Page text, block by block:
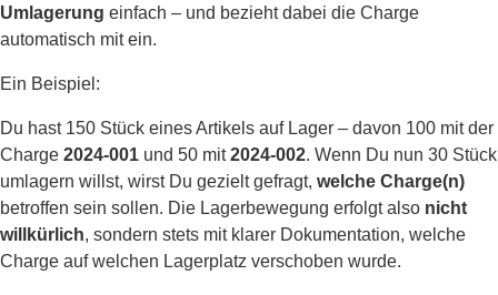
Umlagerung einfach – und bezieht dabei die Charge
automatisch mit ein.
Ein Beispiel:
Du hast 150 Stück eines Artikels auf Lager – davon 100 mit der
Charge 2024-001 und 50 mit2024-002. Wenn Du nun 30 Stück
umlagern willst, wirst Du gezielt gefragt, welche Charge(n)
betroffen sein sollen. Die Lagerbewegung erfolgt also nicht
willkürlich, sondern stets mit klarer Dokumentation, welche
Charge auf welchen Lagerplatz verschoben wurde.